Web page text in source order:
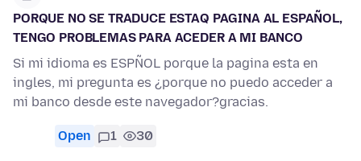
PORQUE NO SE TRADUCE ESTAQ PAGINA AL ESPAÑOL,
TENGO PROBLEMAS PARA ACEDER A MI BANCO
Si mi idioma es ESPÑOL porque la pagina esta en
ingles, mi pregunta es ¿porque no puedo acceder a
mi banco desde este navegador?gracias.
Open 1 30